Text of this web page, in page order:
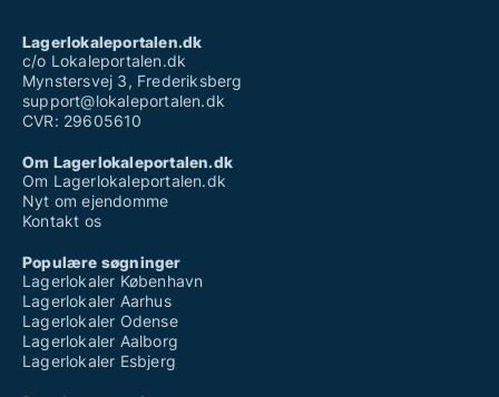
Lagerlokaleportalen.dk
c/o Lokaleportalen.dk
Mynstersvej 3, Frederiksberg
support@lokaleportalen.dk
CVR: 29605610
Om Lagerlokaleportalen.dk
Om Lagerlokaleportalen.dk
Nyt om ejendomme
Kontakt os
Populære søgninger
Lagerlokaler København
Lagerlokaler Aarhus
Lagerlokaler Odense
Lagerlokaler Aalborg
Lagerlokaler Esbjerg